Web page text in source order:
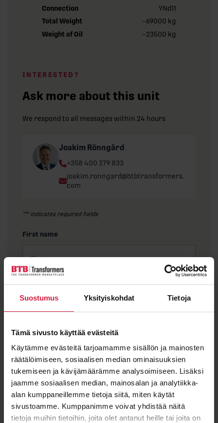
Suostumus Yksityiskohdat Tietoja
Tämä sivusto käyttää evästeitä
Käytämme evästeitä tarjoamamme sisällön ja mainosten
räätälöimiseen, sosiaalisen median ominaisuuksien
tukemiseen ja kävijämäärämme analysoimiseen. Lisäksi
jaamme sosiaalisen median, mainosalan ja analytiikka-
alan kumppaneillemme tietoja siitä, miten käytät
sivustoamme. Kumppanimme voivat yhdistää näitä
tietoja muihin tietoihin, joita olet antanut heille tai joita on
Connection
YNd11
Total Weight
~69000 kg
Weight of Oil
~23500 kg
INTERESTED?
Ask more about this unit
We respond to all messages within 24 hours
Joakim Rönngård
Phone:
+358 400 279 833
Email:
joakim.ronngard@btbtransformers.
com
"*" indicates required fields
First name
Message